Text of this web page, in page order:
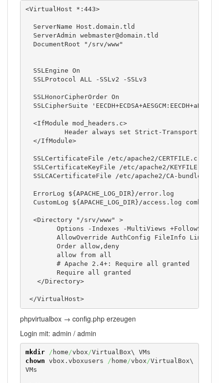
<VirtualHost *:443>
  ServerName Host.domain.tld
  ServerAdmin webmaster@domain.tld
  DocumentRoot "/srv/www"
  SSLEngine On
  SSLProtocol ALL -SSLv2 -SSLv3
  SSLHonorCipherOrder On
SSLCipherSuite
  <IfModule mod_headers.c>
Header always set Strict-Transport-
  </IfModule>
  SSLCertificateFile /etc/apache2/CERTFILE.crt
SSLCertificateKeyFile /etc/apache2/
  SSLCACertificateFile /etc/apache2/CA-bundle.crt
  ErrorLog ${APACHE_LOG_DIR}/error.log
  CustomLog ${APACHE_LOG_DIR}/access.log combined
  <Directory "/srv/www" >
        Require all granted
   </Directory>
</VirtualHost>
phpvirtualbox → config.php erzeugen
Login mit: admin / admin
mkdir / home/vbox/
chown vbox.vboxusers / home/vbox/VirtualBox\
VMs